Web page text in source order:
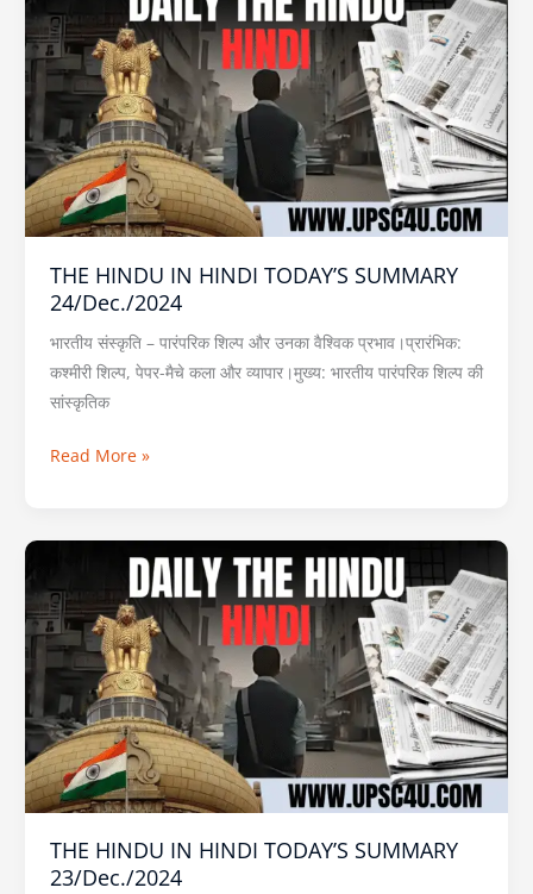
THE HINDU IN HINDI TODAY’S SUMMARY
24/Dec./2024
भारतीय संस्कृति – पारंपरिक शिल्प और उनका वैश्विक प्रभाव।प्रारंभिक:
कश्मीरी शिल्प, पेपर-मैचे कला और व्यापार।मुख्य: भारतीय पारंपरिक शिल्प की
सांस्कृतिक
IN
HINDI
TODAY’S
SUMMARY
24/Dec./2024
Read More »
THE HINDU IN HINDI TODAY’S SUMMARY
23/Dec./2024
IN
HINDI
TODAY’S
SUMMARY
23/Dec./2024